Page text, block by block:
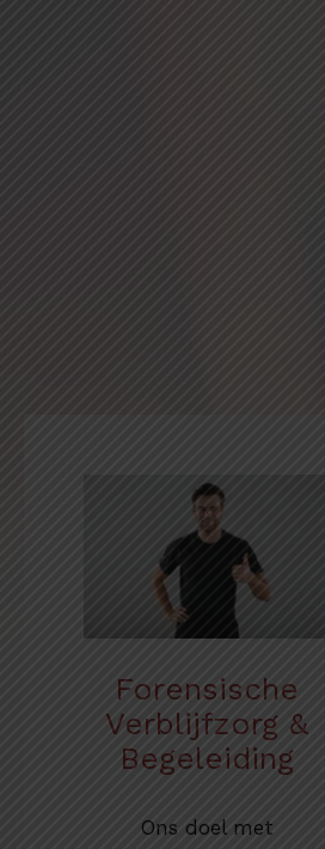
Forensische
Verblijfzorg &
Begeleiding
Ons doel met